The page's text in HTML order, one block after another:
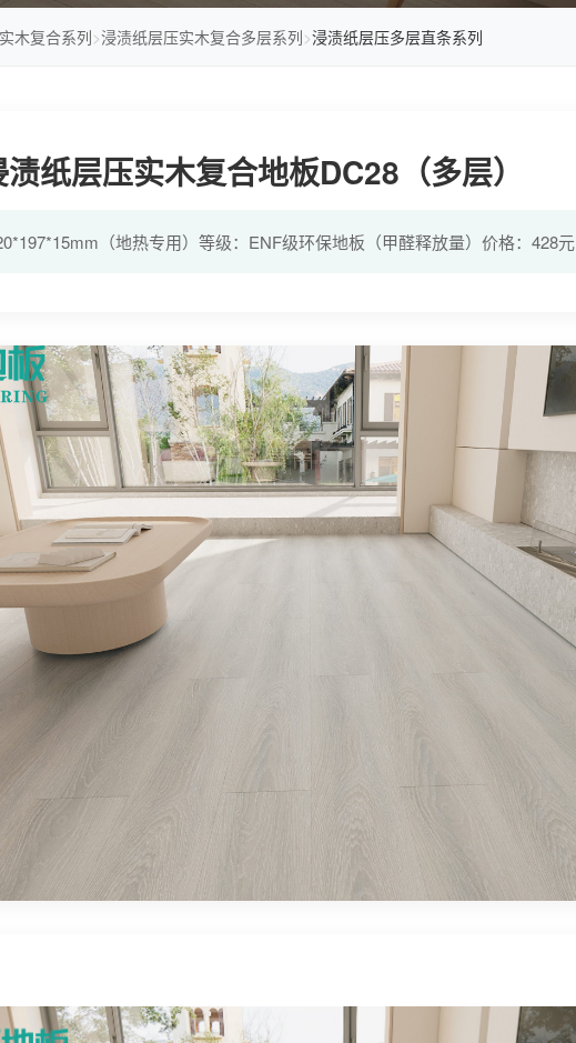
木复合系列>浸渍纸层压实木复合多层系列>浸渍纸层压多层直条系列
渍纸层压实木复合地板DC28（多层）
（地热专用）等级：ENF级环保地板（甲醛释放量）价格：428元